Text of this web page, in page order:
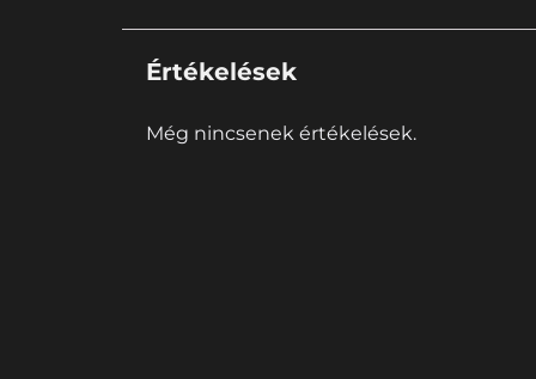
Értékelések
Még nincsenek értékelések.